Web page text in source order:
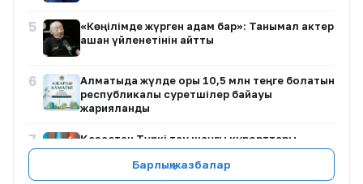
5
«Көңілімде жүрген адам бар»: Танымал актер
қашан үйленетінін айтты
6
Алматыда жүлде қоры 10,5 млн теңге болатын
республикалық суретшілер байқауы
жарияланды
7
Қазақстан Түркі тау шаңғы курорттары
одағына төрағалық етеді
Барлық жазбалар